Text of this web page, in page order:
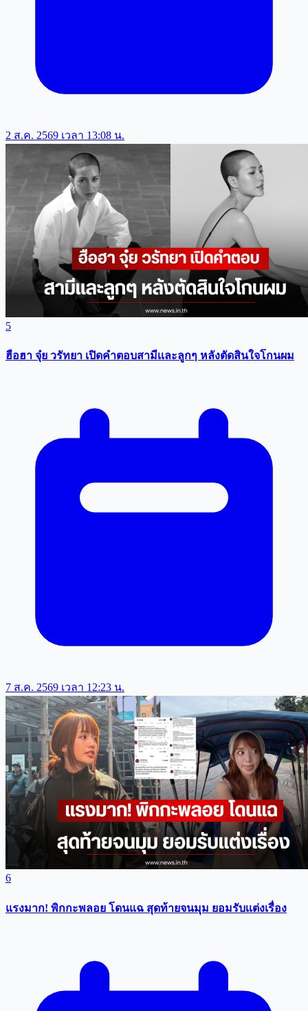
2 ส.ค. 2569 เวลา 13:08 น.
5
ฮือฮา จุ๋ย วรัทยา เปิดคำตอบสามีเเละลูกๆ หลังตัดสินใจโกนผม
7 ส.ค. 2569 เวลา 12:23 น.
6
แรงมาก! พิกกะพลอย โดนแฉ สุดท้ายจนมุม ยอมรับเเต่งเรื่อง